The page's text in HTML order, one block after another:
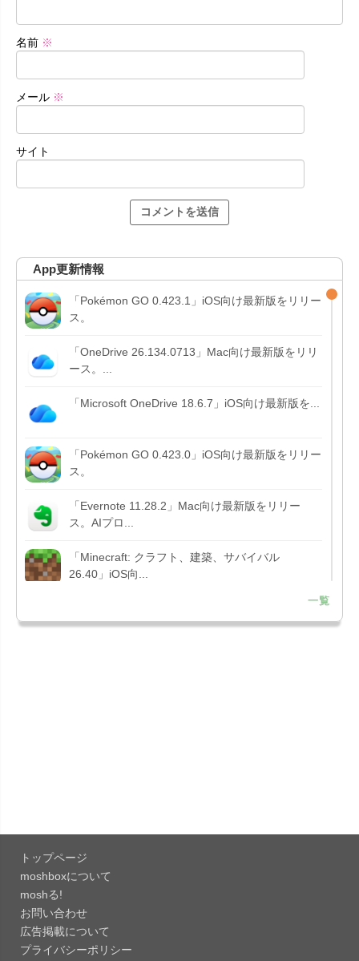
名前 ※
メール ※
サイト
App更新情報
「Pokémon GO 0.423.1」iOS向け最新版をリリー
ス。
「OneDrive 26.134.0713」Mac向け最新版をリリ
ース。...
「Microsoft OneDrive 18.6.7」iOS向け最新版を...
「Pokémon GO 0.423.0」iOS向け最新版をリリー
ス。
「Evernote 11.28.2」Mac向け最新版をリリー
ス。AIプロ...
「Minecraft: クラフト、建築、サバイバル
26.40」iOS向...
151.0.7922....
「Google 翻訳 10.31.311」iOS向け最新版をリリ
ース。
「Microsoft Excel 2.112.3」iOS向け最新版をリ
リ...
一覧
トップページ
moshboxについて
moshる!
お問い合わせ
広告掲載について
プライバシーポリシー